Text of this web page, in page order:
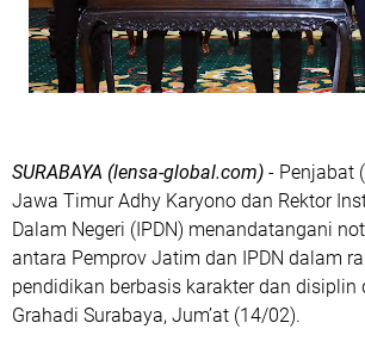
SURABAYA (lensa-global.com) - Penjabat
Jawa Timur Adhy Karyono dan Rektor
Dalam Negeri (IPDN) menandatangani
antara Pemprov Jatim dan IPDN dalam
pendidikan berbasis karakter dan disiplin
Grahadi Surabaya, Jum’at (14/02).